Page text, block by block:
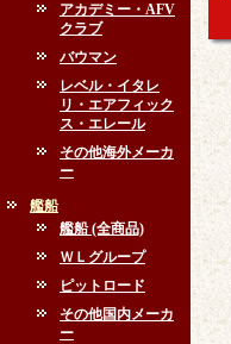
アカデミー・AFV
クラブ
バウマン
レベル・イタレ
リ・エアフィック
ス・エレール
その他海外メーカ
ー
艦船
艦船 (全商品)
ＷＬグループ
ピットロード
その他国内メーカ
ー